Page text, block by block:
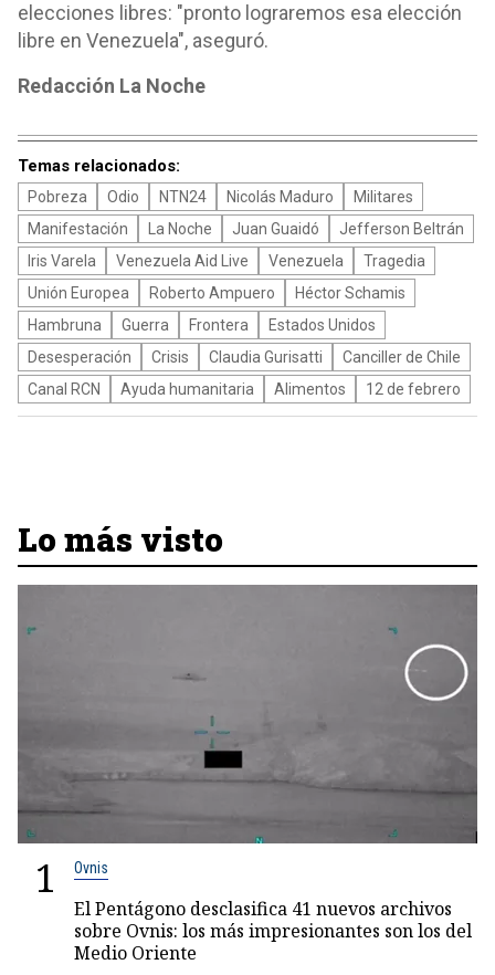
elecciones libres: "pronto lograremos esa elección
libre en Venezuela", aseguró.
Redacción La Noche
Temas relacionados:
Pobreza Odio NTN24 Nicolás Maduro
Militares
Manifestación
La Noche Juan Guaidó
Jefferson Beltrán
Iris Varela
Venezuela Aid Live Venezuela
Tragedia
Unión Europea
Roberto Ampuero
Héctor Schamis
Hambruna
Guerra Frontera
Estados Unidos
Desesperación
Crisis Claudia Gurisatti
Canciller de Chile
Canal RCN
Ayuda humanitaria Alimentos 12 de febrero
Lo más visto
1 Ovnis
El Pentágono desclasifica 41 nuevos archivos
sobre Ovnis: los más impresionantes son los del
Medio Oriente